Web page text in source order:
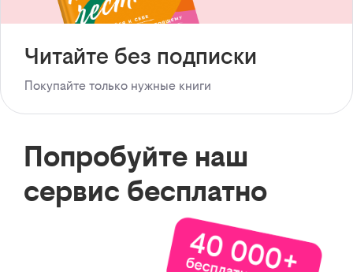
Читайте без подписки
Покупайте только нужные книги
Попробуйте наш
сервис бесплатно